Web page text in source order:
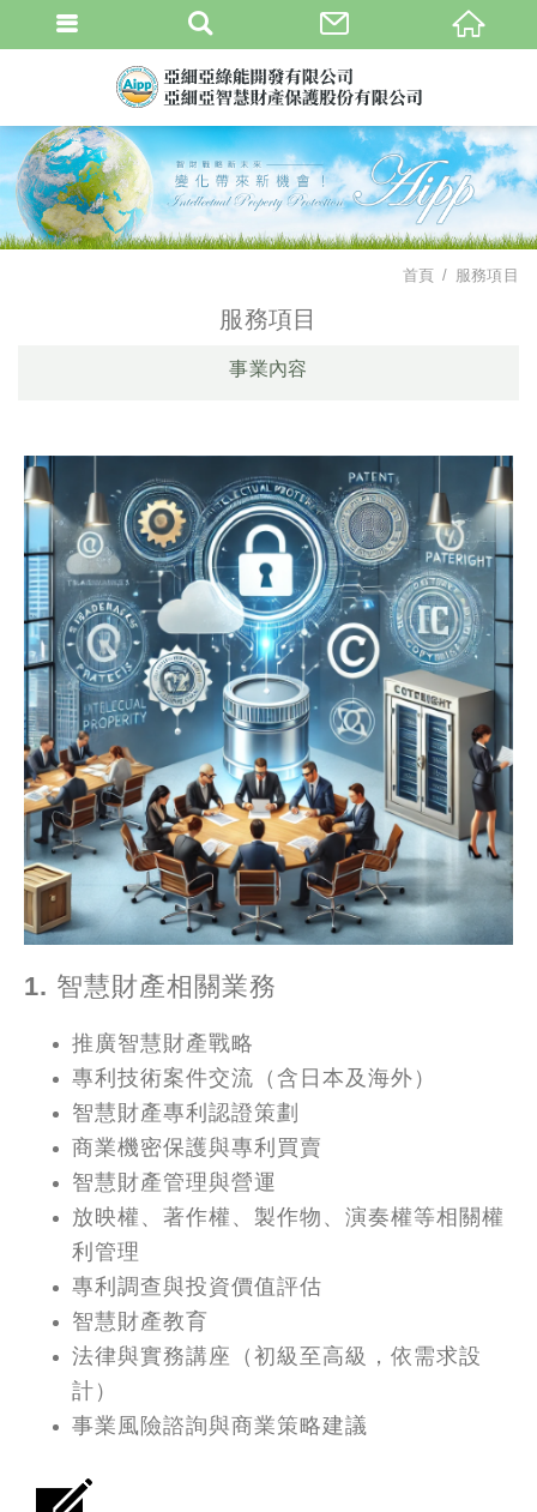
服務項目
首頁 服務項目
事業內容
1. 智慧財產相關業務
推廣智慧財產戰略
專利技術案件交流（含日本及海外）
智慧財產專利認證策劃
商業機密保護與專利買賣
智慧財產管理與營運
放映權、著作權、製作物、演奏權等相關權
利管理
專利調查與投資價值評估
智慧財產教育
法律與實務講座（初級至高級，依需求設
計）
事業風險諮詢與商業策略建議